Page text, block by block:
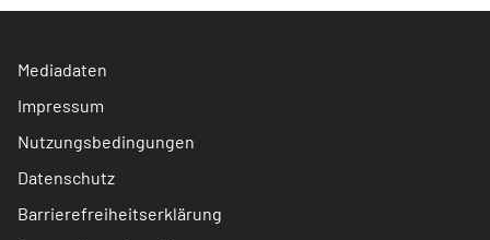
Mediadaten
Impressum
Nutzungsbedingungen
Datenschutz
Barrierefreiheitserklärung